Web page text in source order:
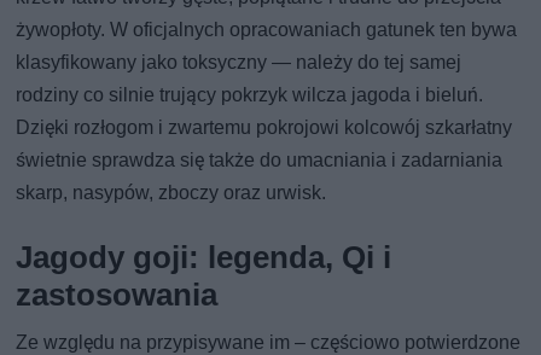
żywopłoty. W oficjalnych opracowaniach gatunek ten bywa
klasyfikowany jako toksyczny — należy do tej samej
rodziny co silnie trujący pokrzyk wilcza jagoda i bieluń.
Dzięki rozłogom i zwartemu pokrojowi kolcowój szkarłatny
świetnie sprawdza się także do umacniania i zadarniania
skarp, nasypów, zboczy oraz urwisk.
Jagody goji: legenda, Qi i
zastosowania
Ze względu na przypisywane im – częściowo potwierdzone